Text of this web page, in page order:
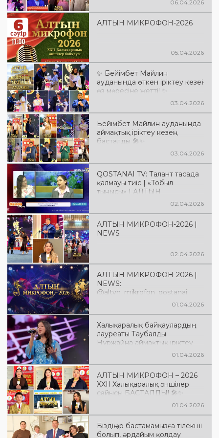
06.04.2026
АЛТЫН МИКРОФОН-2026
05.04.2026
✨ Бейімбет Майлин
ауданында өткен іріктеу кезеңі
өз мәресіне жетті! ✨
03.04.2026
Бейімбет Майлин ауданында
аймақтық іріктеу кезеңі
басталды 🎤✨
03.04.2026
QOSTANAI TV: Талант тасада
қалмауы тиіс | «Тобыл
тынысы» | АЛТЫН
МИКРОФОН-2026 | NEWS
02.04.2026
АЛТЫН МИКРОФОН-2026 |
NEWS
02.04.2026
АЛТЫН МИКРОФОН-2026 |
NEWS:
@altyn_mikrofon_qostanai
01.04.2026
Халықаралық байқаулардың
лауреаты Таубалды
Нұржайна аймақтық іріктеу
кезеңін ашып берді.. Жас
мәдениеті көпшілік назарын
аударды. Алдағы кезеңдерге
сәттілік тілейміз!
01.04.2026
АЛТЫН МИКРОФОН – 2026
XXII Халықаралық әншілер
сайысы БАСТАЛДЫ! 🎤✨
01.04.2026
Біздің әр бастамамызға тілекші
болып, әрдайым қолдау